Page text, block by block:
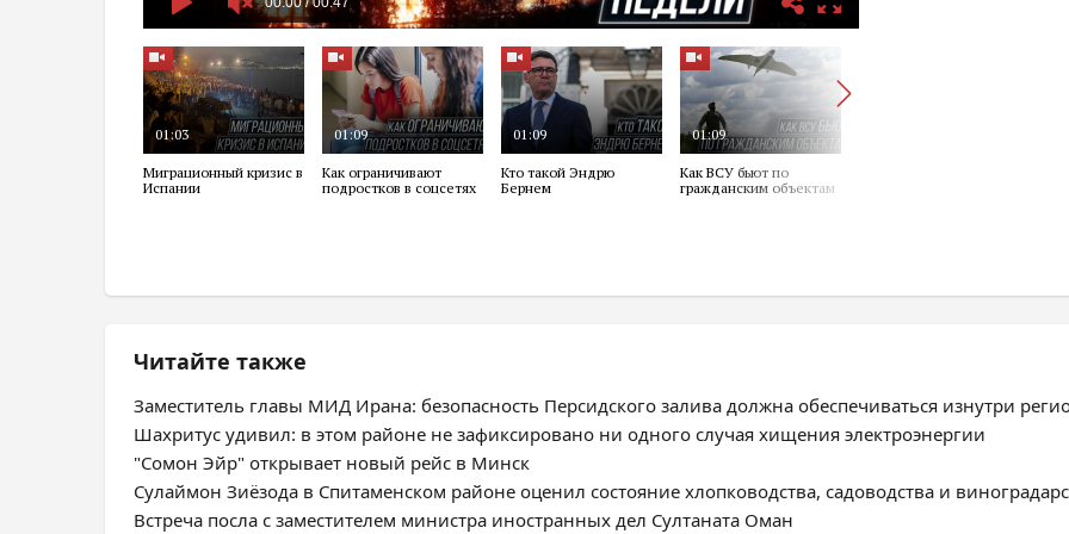
Читайте также
Заместитель главы МИД Ирана: безопасность Персидского залива должна обеспечиваться изнутри
Шахритус удивил: в этом районе не зафиксировано ни одного случая хищения электроэнергии
"Сомон Эйр" открывает новый рейс в Минск
Сулаймон Зиёзода в Спитаменском районе оценил состояние хлопководства, садоводства и
Встреча посла с заместителем министра иностранных дел Султаната Оман